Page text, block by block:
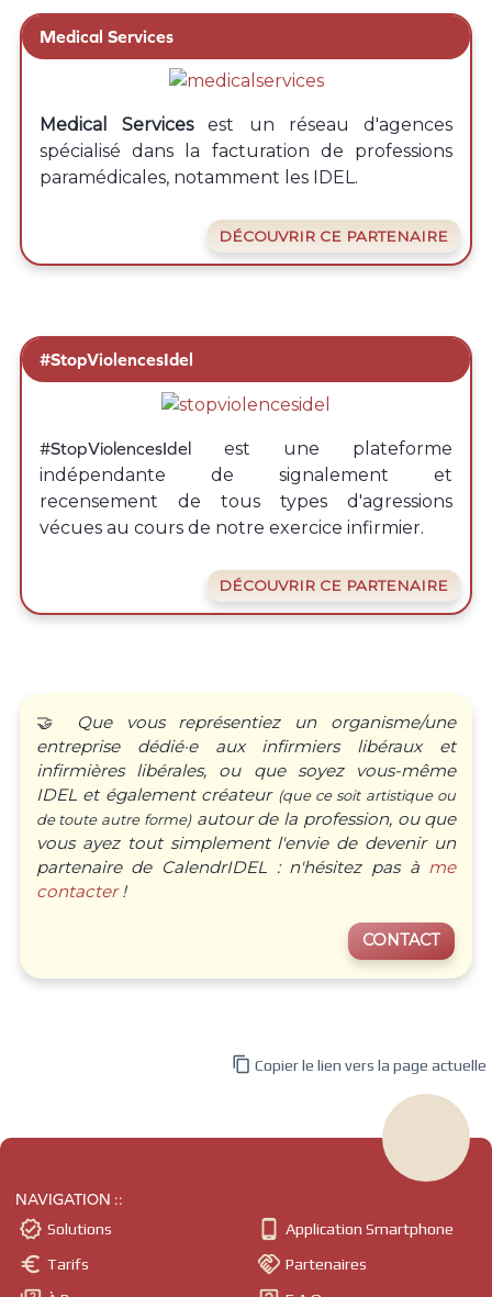
Medical Services
Medical Servicesest un réseau d'agences
spécialisé dans la facturation de professions
paramédicales, notamment les IDEL.
DÉCOUVRIR CE PARTENAIRE
#StopViolencesIdel
#StopViolencesIdel est une plateforme
indépendante de signalement et
recensement de tous types d'agressions
vécues au cours de notre exercice infirmier.
DÉCOUVRIR CE PARTENAIRE
🤝
Que vous représentiez un organisme/une
entreprise dédié·e aux infirmiers libéraux et
infirmières libérales, ou que soyez vous-même
IDEL et également créateur (que ce soit artistique ou
de toute autre forme)autour de la profession, ou que
vous ayez tout simplement l'envie de devenir un
partenaire de CalendrIDEL : n'hésitez pas à me
contacter!
CONTACT
 Copier le lien vers la page actuelle
NAVIGATION ::
 Solutions
 Tarifs
 Application Smartphone
 Partenaires